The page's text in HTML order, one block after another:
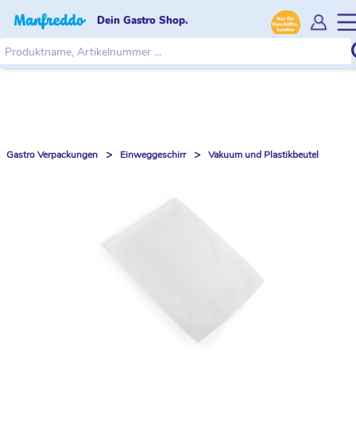
Dein Gastro Shop.
Gastro Verpackungen > Einweggeschirr > Vakuum und Plastikbeutel